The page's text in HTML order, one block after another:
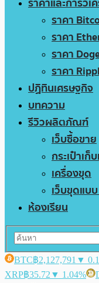
ราคา
ราคา
ราคา
ราคา
ปฏิทินเศรษฐกิจ
บทความ
รีวิวผลิตภัณฑ์
เว็บซื้อขาย
กระเป๋าเก็
เครื่องขุด
เว็บขุดแบ
ห้องเรียน
BTC฿2,127,791 ▼
XRP฿35.72 ▼ 1.04%